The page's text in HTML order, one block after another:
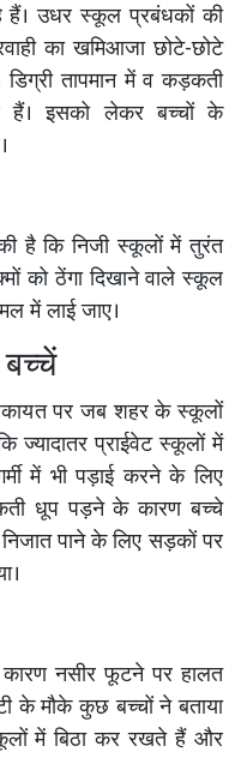
हैं। उधर स्कूल प्रबंधकों की
का खमिआजा छोटे-छोटे
तापमान में व कड़कती
इसको लेकर बच्चों के
है कि निजी स्कूलों में तुरंत
को ठेंगा दिखाने वाले स्कूल
में लाई जाए।
बच्चें
पर जब शहर के स्कूलों
ज्यादातर प्राईवेट स्कूलों में
में भी पड़ाई करने के लिए
धूप पड़ने के कारण बच्चे
पाने के लिए सड़कों पर
नसीर फूटने पर हालत
के मौके कुछ बच्चों ने बताया
में बिठा कर रखते हैं और